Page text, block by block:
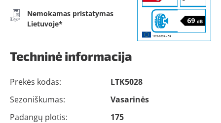
Nemokamas pristatymas
Lietuvoje*
Techninė informacija
Prekės kodas:
LTK5028
Sezoniškumas:
Vasarinės
Padangų plotis:
175